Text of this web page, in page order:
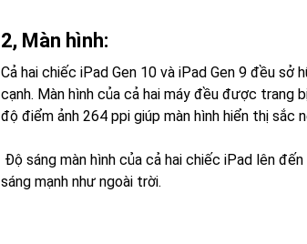
2, Màn hình:
Cả hai chiếc iPad Gen 10 và iPad Gen 9 đều
cạnh. Màn hình của cả hai máy đều được trang
độ điểm ảnh 264 ppi giúp màn hình hiển thị sắc
Độ sáng màn hình của cả hai chiếc iPad lên
sáng mạnh như ngoài trời.